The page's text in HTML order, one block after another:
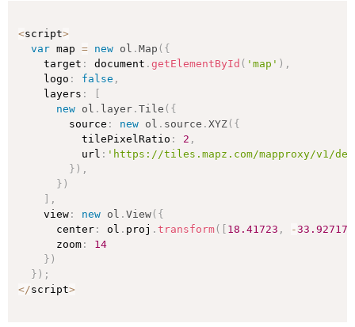
<script>
var map = new ol . Map ( {
    target
: document . getElementById ( 'map' ) ,
    logo
: false ,
    layers
:
new ol . layer . Tile ( {
        source
: new ol . source . XYZ( {
          tilePixelRatio
: 2 ,
          url
: 'https://tiles.mapz.com/mapproxy/v1/
} ) ,
} )
,
    view
: new ol . View( {
      center
: ol . proj . transform( 18.41723 , -33.92717
      zoom
:
14
} )
} ) ;
</script>